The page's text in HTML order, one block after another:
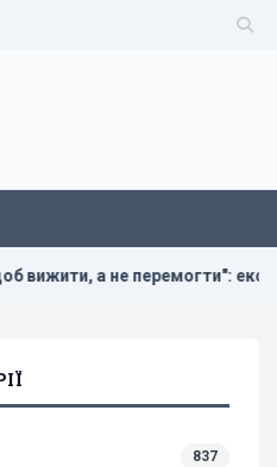
ексчиновниця НАТО
837